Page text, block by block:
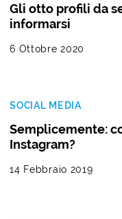
Gli otto profili da
informarsi
6 Ottobre 2020
SOCIAL MEDIA
Semplicemente:
Instagram?
14 Febbraio 2019